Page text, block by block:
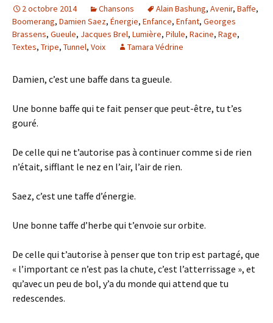
2 octobre 2014 Chansons Alain Bashung, Avenir, Baffe,
Boomerang, Damien Saez, Énergie, Enfance, Enfant, Georges
Brassens, Gueule, Jacques Brel, Lumière, Pilule, Racine, Rage,
Textes, Tripe, Tunnel, Voix Tamara Védrine
Damien, c’est une baffe dans ta gueule.
Une bonne baffe qui te fait penser que peut-être, tu t’es
gouré.
De celle qui ne t’autorise pas à continuer comme si de rien
n’était, sifflant le nez en l’air, l’air de rien.
Saez, c’est une taffe d’énergie.
Une bonne taffe d’herbe qui t’envoie sur orbite.
De celle qui t’autorise à penser que ton trip est partagé, que
« l’important ce n’est pas la chute, c’est l’atterrissage », et
qu’avec un peu de bol, y’a du monde qui attend que tu
redescendes.